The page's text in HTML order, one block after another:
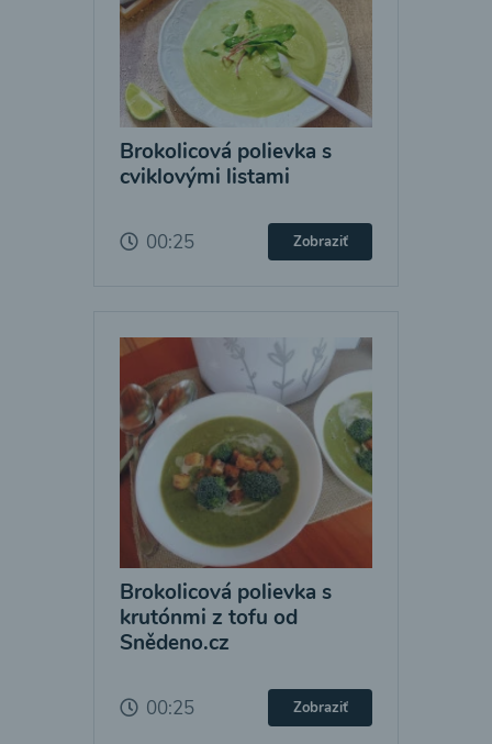
Brokolicová polievka s
cviklovými listami
00:25 Zobraziť
Brokolicová polievka s
krutónmi z tofu od
Snědeno.cz
00:25 Zobraziť